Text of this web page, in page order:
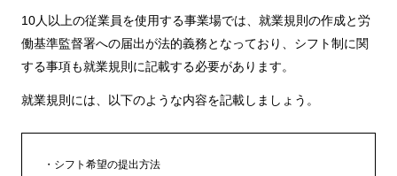
10人以上の従業員を使用する事業場では、就業規則の作成と労
働基準監督署への届出が法的義務となっており、シフト制に関
する事項も就業規則に記載する必要があります。
就業規則には、以下のような内容を記載しましょう。
シフト希望の提出方法